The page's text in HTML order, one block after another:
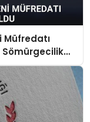
Müfredatı
Sömürgecilik